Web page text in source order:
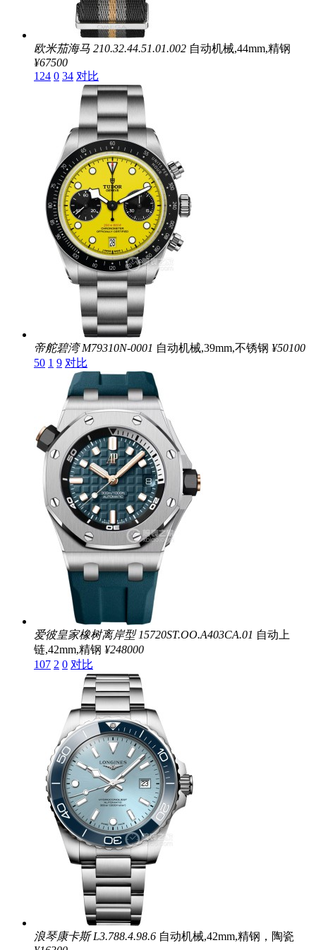
欧米茄海马 210.32.44.51.01.002 自动机械,44mm,精钢
¥67500
124 0 34 对比
帝舵碧湾 M79310N-0001 自动机械,39mm,不锈钢 ¥50100
50 1 9 对比
爱彼皇家橡树离岸型 15720ST.OO.A403CA.01 自动上
链,42mm,精钢 ¥248000
107 2 0 对比
浪琴康卡斯 L3.788.4.98.6 自动机械,42mm,精钢，陶瓷